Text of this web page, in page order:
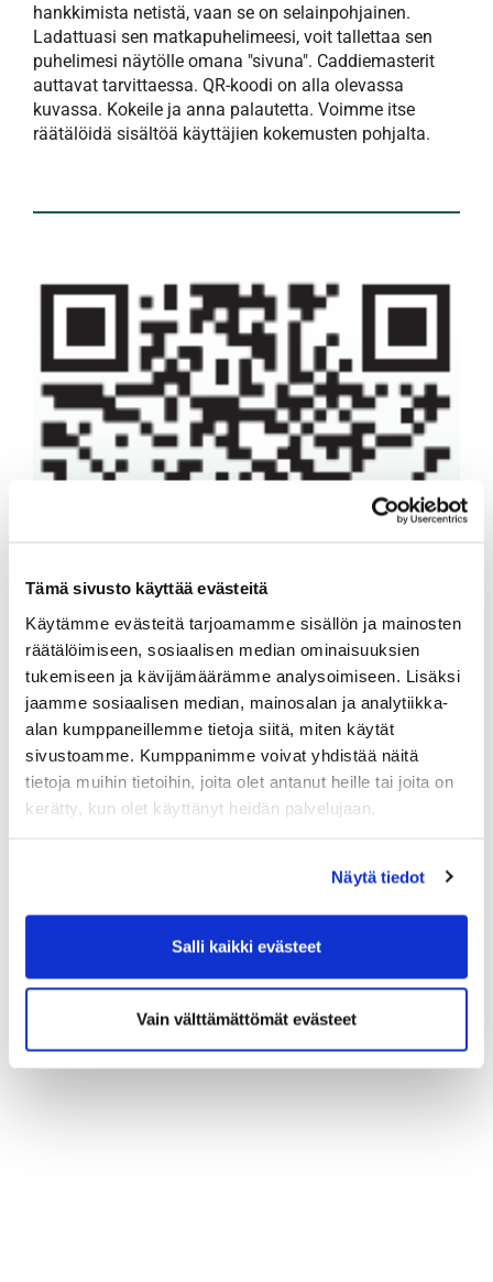
Tämä sivusto käyttää evästeitä
Käytämme evästeitä tarjoamamme sisällön ja mainosten
räätälöimiseen, sosiaalisen median ominaisuuksien
tukemiseen ja kävijämäärämme analysoimiseen. Lisäksi
jaamme sosiaalisen median, mainosalan ja analytiikka-
alan kumppaneillemme tietoja siitä, miten käytät
sivustoamme. Kumppanimme voivat yhdistää näitä
tietoja muihin tietoihin, joita olet antanut heille tai joita on
kerätty, kun olet käyttänyt heidän palvelujaan.
Näytä tiedot
Salli kaikki evästeet
Vain välttämättömät evästeet
hankkimista netistä, vaan se on selainpohjainen.
Ladattuasi sen matkapuhelimeesi, voit tallettaa sen
puhelimesi näytölle omana "sivuna". Caddiemasterit
auttavat tarvittaessa. QR-koodi on alla olevassa
kuvassa. Kokeile ja anna palautetta. Voimme itse
räätälöidä sisältöä käyttäjien kokemusten pohjalta.